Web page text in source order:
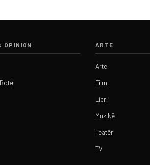
OPINION ARTE
Arte
Film
Libri
Muzikë
Teatër
TV